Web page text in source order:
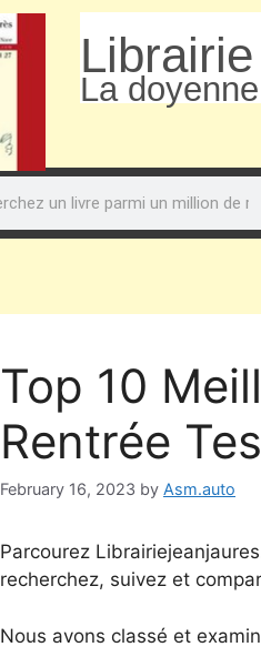
La
Top 10
Rentrée
February 16, 2023 by Asm.auto
Parcourez
recherchez, suivez et
Nous avons classé et